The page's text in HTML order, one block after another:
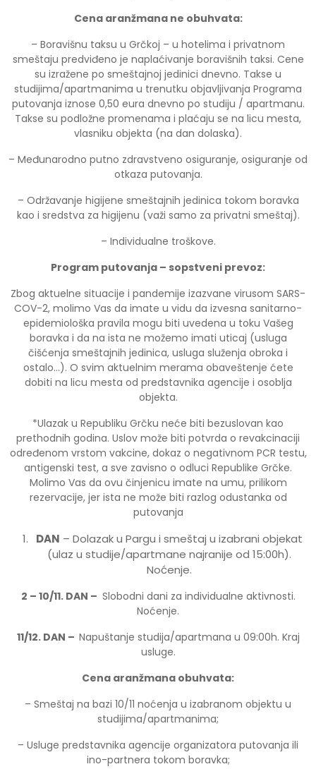
Cena aranžmana ne obuhvata:
– Boravišnu taksu u Grčkoj – u hotelima i privatnom
smeštaju predviđeno je naplaćivanje boravišnih taksi. Cene
su izražene po smeštajnoj jedinici dnevno. Takse u
studijima/apartmanima u trenutku objavljivanja Programa
putovanja iznose 0,50 eura dnevno po studiju / apartmanu.
Takse su podložne promenama i plaćaju se na licu mesta,
vlasniku objekta (na dan dolaska).
– Međunarodno putno zdravstveno osiguranje, osiguranje od
otkaza putovanja.
– Održavanje higijene smeštajnih jedinica tokom boravka
kao i sredstva za higijenu (važi samo za privatni smeštaj).
– Individualne troškove.
Program putovanja – sopstveni prevoz:
Zbog aktuelne situacije i pandemije izazvane virusom SARS-
COV-2, molimo Vas da imate u vidu da izvesna sanitarno-
epidemiološka pravila mogu biti uvedena u toku Vašeg
boravka i da na ista ne možemo imati uticaj (usluga
čišćenja smeštajnih jedinica, usluga služenja obroka i
ostalo…). O svim aktuelnim merama obaveštenje ćete
dobiti na licu mesta od predstavnika agencije i osoblja
objekta.
*Ulazak u Republiku Grčku neće biti bezuslovan kao
prethodnih godina. Uslov može biti potvrda o revakcinaciji
određenom vrstom vakcine, dokaz o negativnom PCR testu,
antigenski test, a sve zavisno o odluci Republike Grčke.
Molimo Vas da ovu činjenicu imate na umu, prilikom
rezervacije, jer ista ne može biti razlog odustanka od
putovanja
DAN – Dolazak u Pargu i smeštaj u izabrani objekat
(ulaz u studije/apartmane najranije od 15:00h).
Noćenje.
2 – 10/11. DAN – Slobodni dani za individualne aktivnosti.
Noćenje.
11/12. DAN – Napuštanje studija/apartmana u 09:00h. Kraj
usluge.
Cena aranžmana obuhvata:
– Smeštaj na bazi 10/11 noćenja u izabranom objektu u
studijima/apartmanima;
– Usluge predstavnika agencije organizatora putovanja ili
ino-partnera tokom boravka;